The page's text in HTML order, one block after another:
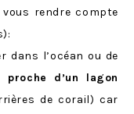
rendre compte
dans l’océan ou de
d’un lagon
de corail) car